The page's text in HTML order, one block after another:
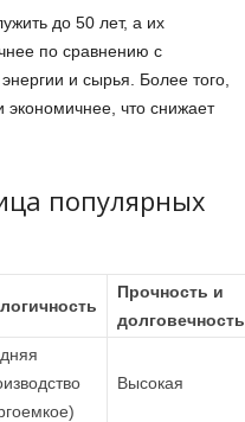
до 50 лет, а их
по сравнению с
и сырья. Более того,
экономичнее, что снижает
популярных
Прочность и
долговечность
Высокая